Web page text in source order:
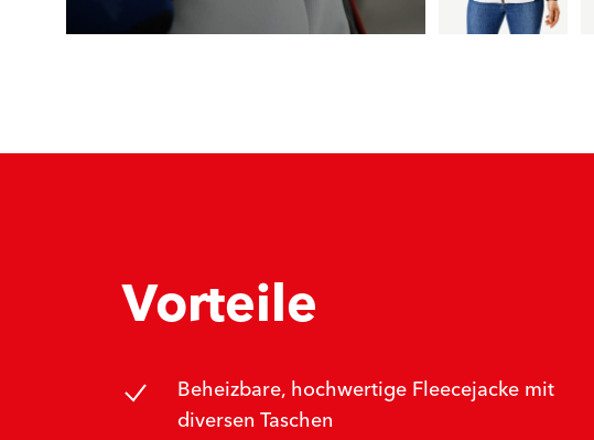
Vorteile
Beheizbare, hochwertige Fleecejacke mit
diversen Taschen